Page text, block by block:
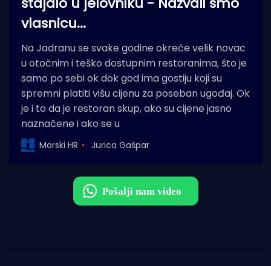
vlasnicu...
Na Jadranu se svake godine okreće velik novac
u otočnim i teško dostupnim restoranima, što je
samo po sebi ok dok god ima gostiju koji su
spremni platiti višu cijenu za poseban ugođaj. Ok
je i to da je restoran skup, ako su cijene jasno
naznačene i ako se u
Morski HR Jurica Gašpar